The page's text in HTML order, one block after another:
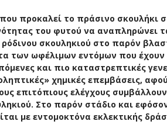
προκαλεί το πράσινο σκουλήκι
του φυτού να
σκουληκιού στο παρόν
των ωφέλιμων εντόμων που
και πιο καταστρεπτικές
χημικές επεμβάσεις,
επιτόπιους ελέγχους
Στο παρόν στάδιο και
με εντομοκτόνα εκλεκτικής